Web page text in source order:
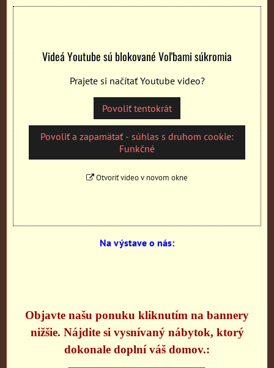
Videá Youtube sú blokované Voľbami súkromia
Prajete si načítať Youtube video?
Povoliť tentokrát
Povoliť a zapamätať - súhlas s druhom cookie:
Funkčné
Otvoriť video v novom okne
Na výstave o nás:
Objavte našu ponuku kliknutím na bannery
nižšie. Nájdite si vysnívaný nábytok, ktorý
dokonale doplní váš domov.: